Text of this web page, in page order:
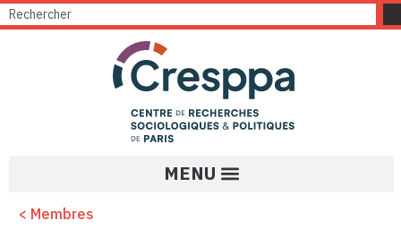
< Membres